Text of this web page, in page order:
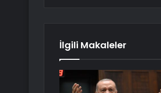
İlgili Makaleler